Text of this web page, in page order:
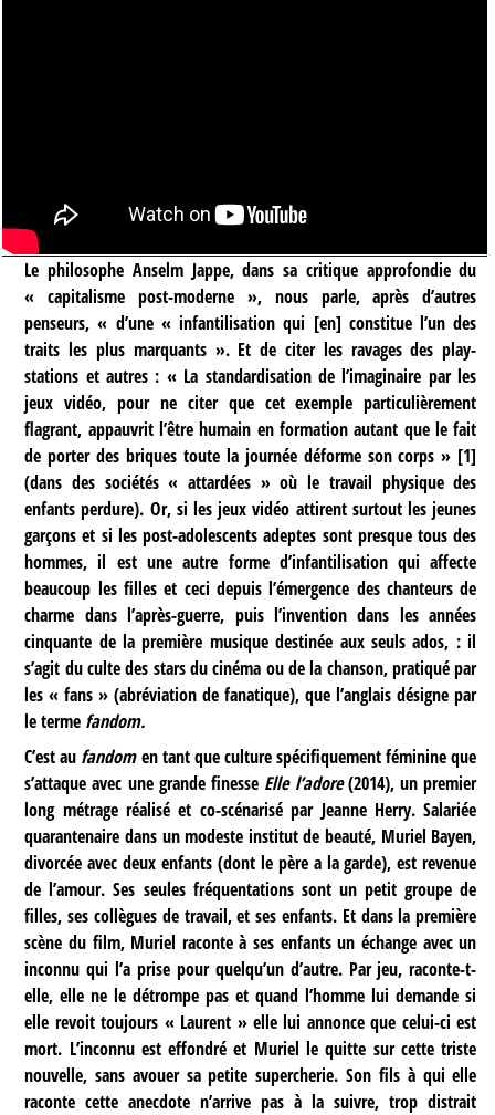
Le philosophe Anselm Jappe, dans sa critique approfondie du
« capitalisme post-moderne », nous parle, après d’autres
penseurs, « d’une « infantilisation qui [en] constitue l’un des
traits les plus marquants ». Et de citer les ravages des play-
stations et autres : « La standardisation de l’imaginaire par les
jeux vidéo, pour ne citer que cet exemple particulièrement
flagrant, appauvrit l’être humain en formation autant que le fait
de porter des briques toute la journée déforme son corps » [1]
(dans des sociétés « attardées » où le travail physique des
enfants perdure). Or, si les jeux vidéo attirent surtout les jeunes
garçons et si les post-adolescents adeptes sont presque tous des
hommes, il est une autre forme d’infantilisation qui affecte
beaucoup les filles et ceci depuis l’émergence des chanteurs de
charme dans l’après-guerre, puis l’invention dans les années
cinquante de la première musique destinée aux seuls ados, : il
s’agit du culte des stars du cinéma ou de la chanson, pratiqué par
les « fans » (abréviation de fanatique), que l’anglais désigne par
le terme fandom.
C’est au fandomen tant que culture spécifiquement féminine que
s’attaque avec une grande finesse Elle l’adore(2014), un premier
long métrage réalisé et co-scénarisé par Jeanne Herry. Salariée
quarantenaire dans un modeste institut de beauté, Muriel Bayen,
divorcée avec deux enfants (dont le père a la garde), est revenue
de l’amour. Ses seules fréquentations sont un petit groupe de
filles, ses collègues de travail, et ses enfants. Et dans la première
scène du film, Muriel raconte à ses enfants un échange avec un
inconnu qui l’a prise pour quelqu’un d’autre. Par jeu, raconte-t-
elle, elle ne le détrompe pas et quand l’homme lui demande si
elle revoit toujours « Laurent » elle lui annonce que celui-ci est
mort. L’inconnu est effondré et Muriel le quitte sur cette triste
nouvelle, sans avouer sa petite supercherie. Son fils à qui elle
raconte cette anecdote n’arrive pas à la suivre, trop distrait